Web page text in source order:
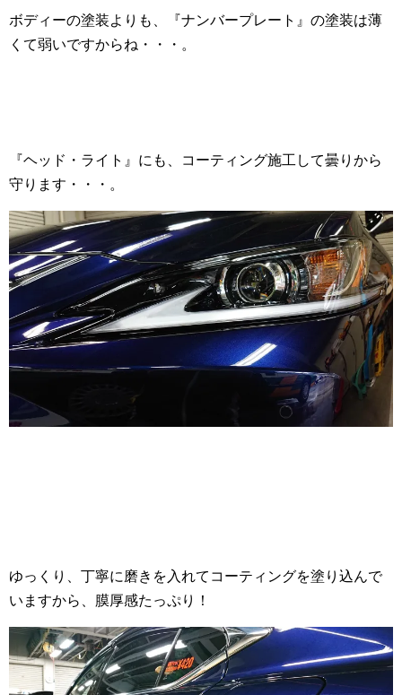
ボディーの塗装よりも、『ナンバープレート』の塗装は薄
くて弱いですからね・・・。
『ヘッド・ライト』にも、コーティング施工して曇りから
守ります・・・。
ゆっくり、丁寧に磨きを入れてコーティングを塗り込んで
いますから、膜厚感たっぷり！